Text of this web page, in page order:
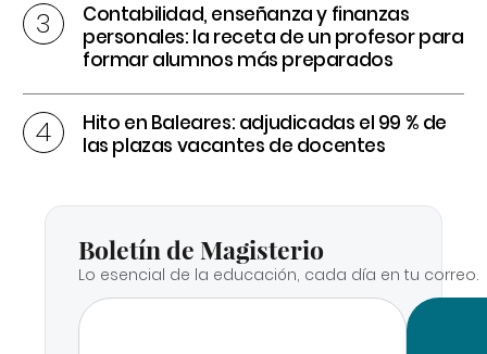
Contabilidad, enseñanza y finanzas
personales: la receta de un profesor para
formar alumnos más preparados
Hito en Baleares: adjudicadas el 99 % de
las plazas vacantes de docentes
Boletín de Magisterio
Lo esencial de la educación, cada día en tu correo.